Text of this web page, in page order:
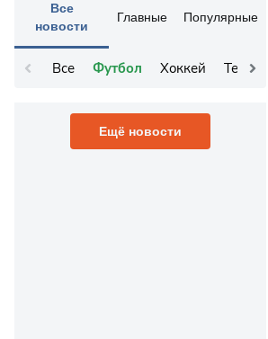
Все
новости
Главные Популярные
Все Футбол Хоккей Теннис
Ещё новости